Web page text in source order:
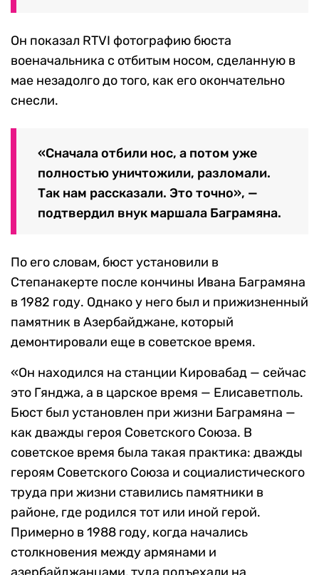
Он показал RTVI фотографию бюста
военачальника с отбитым носом, сделанную в
мае незадолго до того, как его окончательно
снесли.
«Сначала отбили нос, а потом уже
полностью уничтожили, разломали.
Так нам рассказали. Это точно», —
подтвердил внук маршала Баграмяна.
По его словам, бюст установили в
Степанакерте после кончины Ивана Баграмяна
в 1982 году. Однако у него был и прижизненный
памятник в Азербайджане, который
демонтировали еще в советское время.
«Он находился на станции Кировабад — сейчас
это Гянджа, а в царское время — Елисаветполь.
Бюст был установлен при жизни Баграмяна —
как дважды героя Советского Союза. В
советское время была такая практика: дважды
героям Советского Союза и социалистического
труда при жизни ставились памятники в
районе, где родился тот или иной герой.
Примерно в 1988 году, когда начались
столкновения между армянами и